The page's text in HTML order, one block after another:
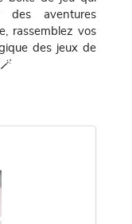
aventures
rassemblez vos
des jeux de